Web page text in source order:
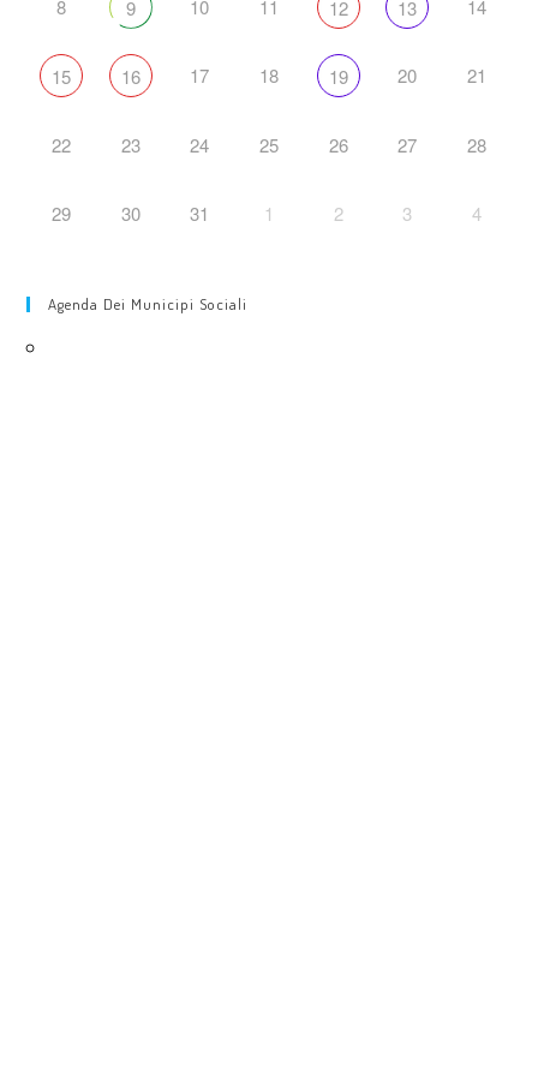
8 9 10 11 12 13 14
15 16 17 18 19 20 21
22 23 24 25 26 27 28
29 30 31 1 2 3 4
Agenda Dei Municipi Sociali